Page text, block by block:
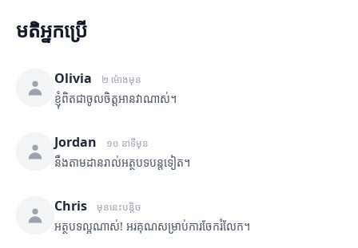
មតិអ្នកប្រើ
Olivia ២ ម៉ោងមុន
ខ្ញុំពិតជាចូលចិត្តអានវាណាស់។
Jordan ១០ នាទីមុន
នឹងតាមដានរាល់អត្ថបទបន្តទៀត។
Chris មុននេះបន្តិច
អត្ថបទល្អណាស់! អរគុណសម្រាប់ការចែករំលែក។